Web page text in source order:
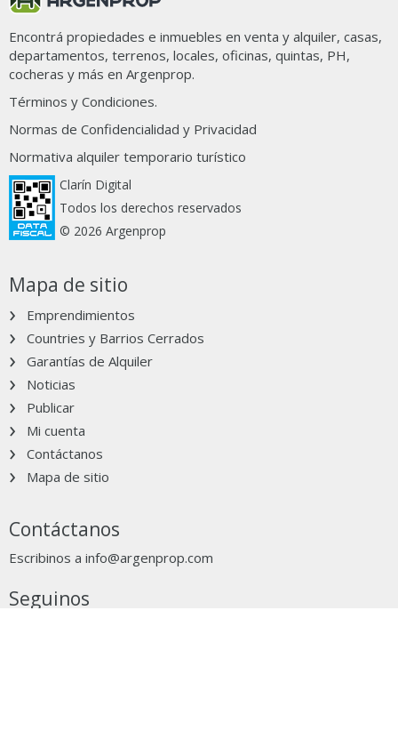
Encontrá propiedades e inmuebles en venta y alquiler, casas,
departamentos, terrenos, locales, oficinas, quintas, PH,
cocheras y más en Argenprop.
Términos y Condiciones.
Normas de Confidencialidad y Privacidad
Normativa alquiler temporario turístico
Clarín Digital
Todos los derechos reservados
© 2026 Argenprop
Mapa de sitio
Emprendimientos
Countries y Barrios Cerrados
Garantías de Alquiler
Noticias
Publicar
Mi cuenta
Contáctanos
Mapa de sitio
Contáctanos
Escribinos a info@argenprop.com
Seguinos